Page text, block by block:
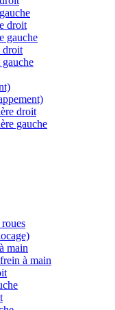
droit
gauche
droit
droit
gauche
main
à main